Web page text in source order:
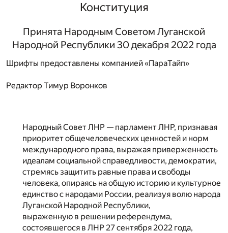
Конституция
Принята Народным Советом Луганской
Народной Республики 30 декабря 2022 года
Шрифты предоставлены компанией «ПараТайп»
Редактор Тимур Воронков
Народный Совет ЛНР — парламент ЛНР, признавая
приоритет общечеловеческих ценностей и норм
международного права, выражая приверженность
идеалам социальной справедливости, демократии,
стремясь защитить равные права и свободы
человека, опираясь на общую историю и культурное
единство с народами России, реализуя волю народа
Луганской Народной Республики,
выраженную в решении референдума,
состоявшегося в ЛНР 27 сентября 2022 года,